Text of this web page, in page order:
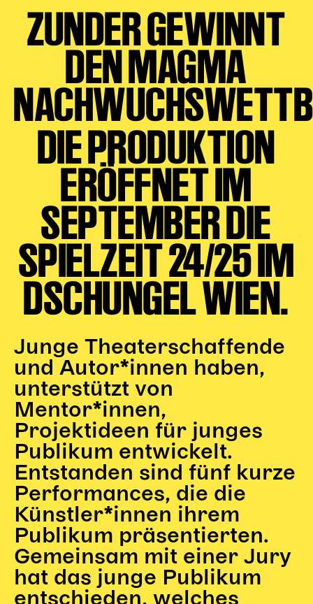
ZUNDER GEWINNT
DEN MAGMA
DIE PRODUKTION
ERÖFFNET IM
SEPTEMBER DIE
SPIELZEIT 24/25 IM
DSCHUNGEL WIEN.
Junge Theaterschaffende
und Autor*innen haben,
unterstützt von
Mentor*innen,
Projektideen für junges
Publikum entwickelt.
Entstanden sind fünf kurze
Performances, die die
Künstler*innen ihrem
Publikum präsentierten.
Gemeinsam mit einer Jury
hat das junge Publikum
entschieden, welches